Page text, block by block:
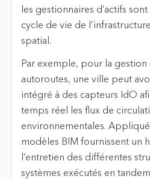
les gestionnaires d’actifs
cycle de vie de
spatial.
Par exemple, pour la
autoroutes, une ville peut
intégré à des capteurs IdO
temps réel les flux de
environnementales.
modèles BIM fournissent un
l’entretien des différentes
systèmes exécutés en